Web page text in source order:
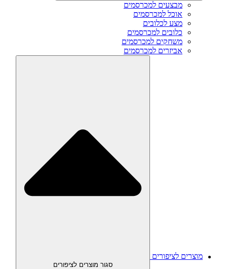
מבצעים למכרסמים
אוכל למכרסמים
מצע לכלובים
כלובים למכרסמים
משחקים למכרסמים
אביזרים למכרסמים
מוצרים לציפורים
סגור מוצרים לציפורים